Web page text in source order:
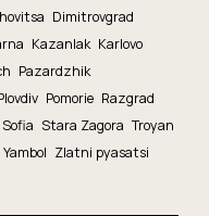
Dimitrovgrad
Kazanlak Karlovo
Pazardzhik
Pomorie Razgrad
Sofia Stara Zagora Troyan
Yambol Zlatni pyasatsi